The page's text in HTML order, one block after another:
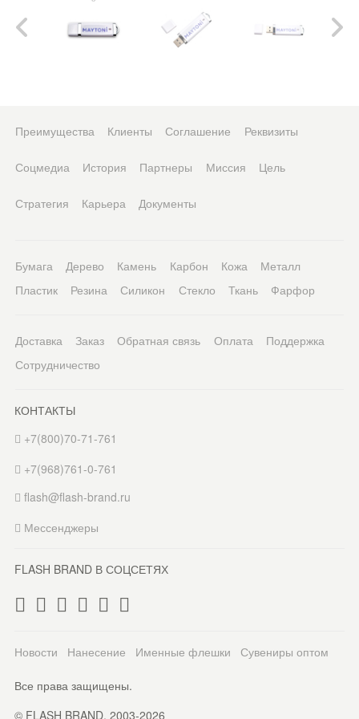
Преимущества Клиенты Соглашение Реквизиты
Соцмедиа История Партнеры Миссия Цель
Стратегия Карьера Документы
Бумага Дерево Камень Карбон Кожа
Металл
Пластик
Резина Силикон Стекло Ткань Фарфор
Доставка Заказ Обратная связь Оплата
Поддержка
Сотрудничество
КОНТАКТЫ
+7(800)70-71-761
+7(968)761-0-761
flash@flash-brand.ru
Мессенджеры
FLASH BRAND В СОЦСЕТЯХ
Новости Нанесение Именные флешки Сувениры оптом
Все права защищены.
© FLASH BRAND. 2003-2026